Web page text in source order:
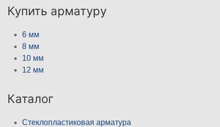
Купить арматуру
6 мм
8 мм
10 мм
12 мм
Каталог
Стеклопластиковая арматура